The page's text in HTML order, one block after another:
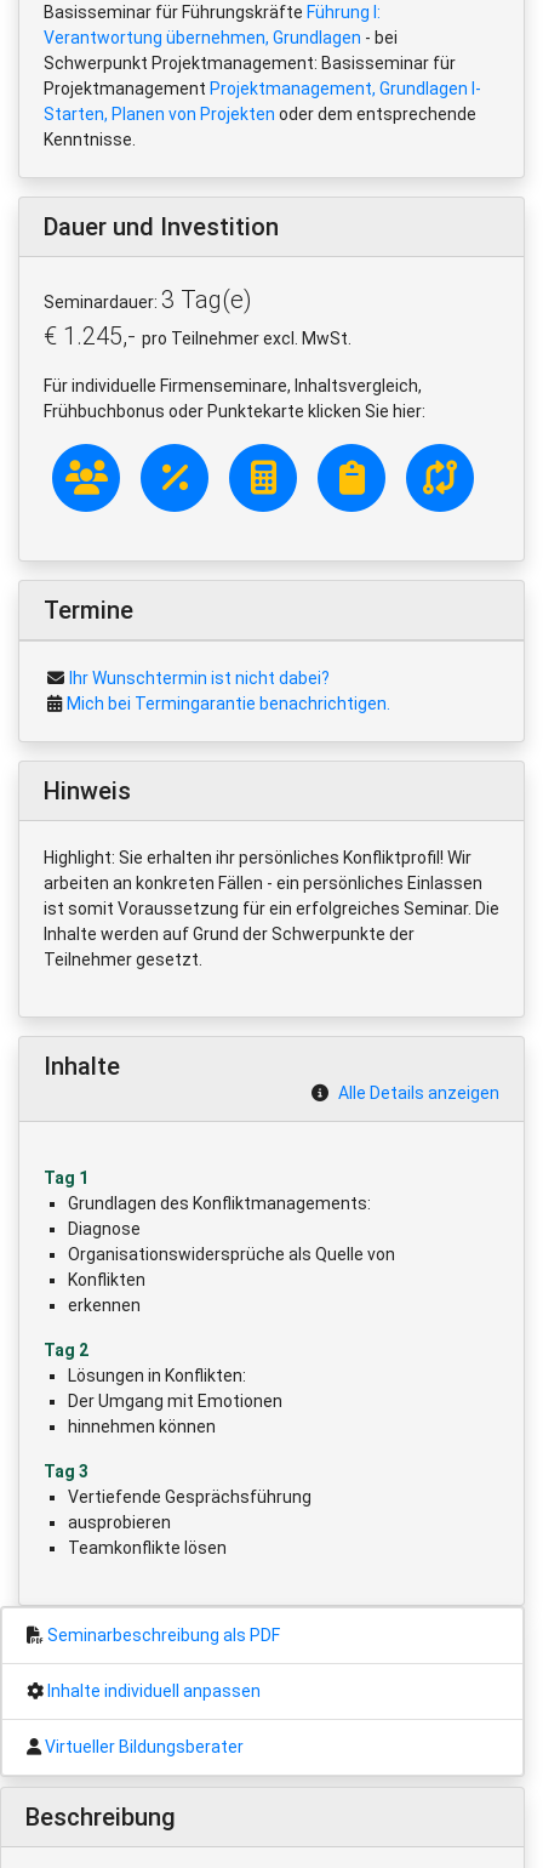
Basisseminar für Führungskräfte Führung I:
Verantwortung übernehmen, Grundlagen - bei
Schwerpunkt Projektmanagement: Basisseminar für
Projektmanagement Projektmanagement, Grundlagen I-
Starten, Planen von Projekten oder dem entsprechende
Kenntnisse.
Dauer und Investition
Seminardauer: 3 Tag(e)
€ 1.245,- pro Teilnehmer excl. MwSt.
Für individuelle Firmenseminare, Inhaltsvergleich,
Frühbuchbonus oder Punktekarte klicken Sie hier:
Termine
Ihr Wunschtermin ist nicht dabei?
Mich bei Termingarantie benachrichtigen.
Hinweis
Highlight: Sie erhalten ihr persönliches Konfliktprofil! Wir
arbeiten an konkreten Fällen - ein persönliches Einlassen
ist somit Voraussetzung für ein erfolgreiches Seminar. Die
Inhalte werden auf Grund der Schwerpunkte der
Teilnehmer gesetzt.
Inhalte
Alle Details anzeigen
Tag 1
Grundlagen des Konfliktmanagements:
Diagnose
Organisationswidersprüche als Quelle von
Konflikten
erkennen
Tag 2
Lösungen in Konflikten:
Der Umgang mit Emotionen
hinnehmen können
Tag 3
Vertiefende Gesprächsführung
ausprobieren
Teamkonflikte lösen
Seminarbeschreibung als PDF
Inhalte individuell anpassen
Virtueller Bildungsberater
Beschreibung